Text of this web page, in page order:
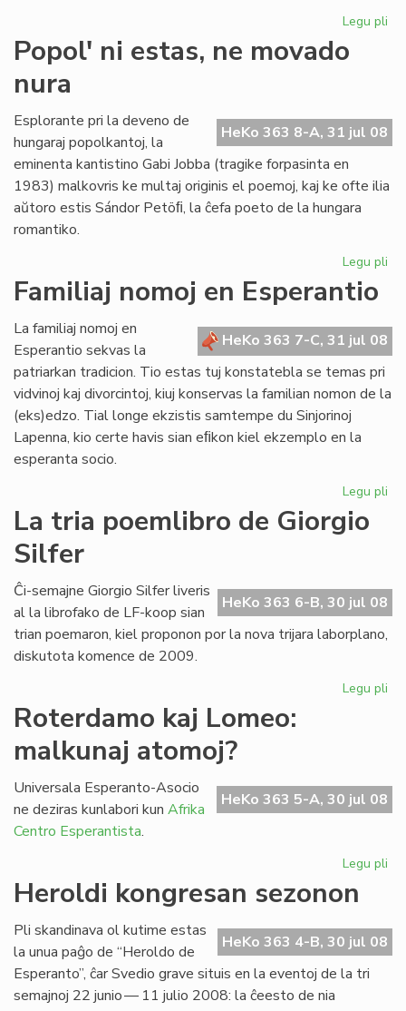
Legu pli
Popol' ni estas, ne movado
nura
HeKo 363 8-A, 31 jul 08
Esplorante pri la deveno de
hungaraj popolkantoj, la
eminenta kantistino Gabi Jobba (tragike forpasinta en
1983) malkovris ke multaj originis el poemoj, kaj ke ofte ilia
aŭtoro estis Sándor Petöﬁ, la ĉefa poeto de la hungara
romantiko.
Legu pli
Familiaj nomoj en Esperantio
HeKo 363 7-C, 31 jul 08
La familiaj nomoj en
Esperantio sekvas la
patriarkan tradicion. Tio estas tuj konstatebla se temas pri
vidvinoj kaj divorcintoj, kiuj konservas la familian nomon de la
(eks)edzo. Tial longe ekzistis samtempe du Sinjorinoj
Lapenna, kio certe havis sian eﬁkon kiel ekzemplo en la
esperanta socio.
Legu pli
La tria poemlibro de Giorgio
Silfer
HeKo 363 6-B, 30 jul 08
Ĉi-semajne Giorgio Silfer liveris
al la librofako de LF-koop sian
trian poemaron, kiel proponon por la nova trijara laborplano,
diskutota komence de 2009.
Legu pli
Roterdamo kaj Lomeo:
malkunaj atomoj?
HeKo 363 5-A, 30 jul 08
Universala Esperanto-Asocio
ne deziras kunlabori kun Afrika
Centro Esperantista.
Legu pli
Heroldi kongresan sezonon
HeKo 363 4-B, 30 jul 08
Pli skandinava ol kutime estas
la unua paĝo de “Heroldo de
Esperanto”, ĉar Svedio grave situis en la eventoj de la tri
semajnoj 22 junio — 11 julio 2008: la ĉeesto de nia